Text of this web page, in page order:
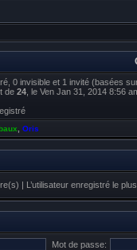
0 invisible et 1 invité (basées
de 24 , le Ven Jan 31, 2014 8:56
Oris
| L’utilisateur enregistré le
Mot de passe: